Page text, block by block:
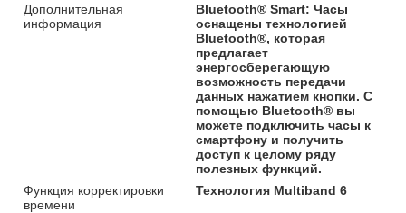
Дополнительная
информация
Bluetooth® Smart: Часы
оснащены технологией
Bluetooth®, которая
предлагает
энергосберегающую
возможность передачи
данных нажатием кнопки. С
помощью Bluetooth® вы
можете подключить часы к
смартфону и получить
доступ к целому ряду
полезных функций.
Функция корректировки
времени
Технология Multiband 6